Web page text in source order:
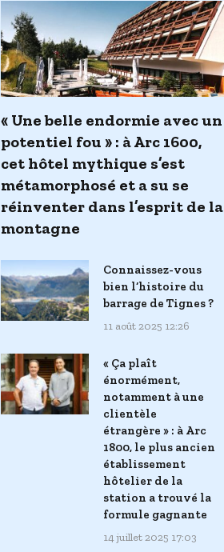
« Une belle endormie avec un
potentiel fou » : à Arc 1600,
cet hôtel mythique s’est
métamorphosé et a su se
réinventer dans l’esprit de la
montagne
Connaissez-vous
bien l’histoire du
barrage de Tignes ?
11 août 2025 12:26
« Ça plaît
énormément,
notamment à une
clientèle
étrangère » : à Arc
1800, le plus ancien
établissement
hôtelier de la
station a trouvé la
formule gagnante
14 juillet 2025 17:03